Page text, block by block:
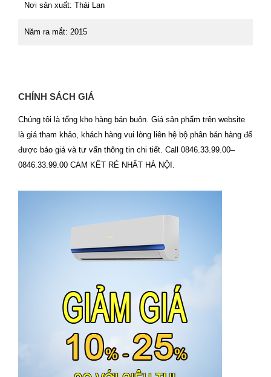
Nơi sản xuất: Thái Lan
Năm ra mắt: 2015
CHÍNH SÁCH GIÁ
Chúng tôi là tổng kho hàng bán buôn. Giá sản phẩm trên website
là giá tham khảo, khách hàng vui lòng liên hệ bộ phân bán hàng để
được báo giá và tư vấn thông tin chi tiết. Call 0846.33.99.00–
0846.33.99.00 CAM KẾT RẺ NHẤT HÀ NỘI.